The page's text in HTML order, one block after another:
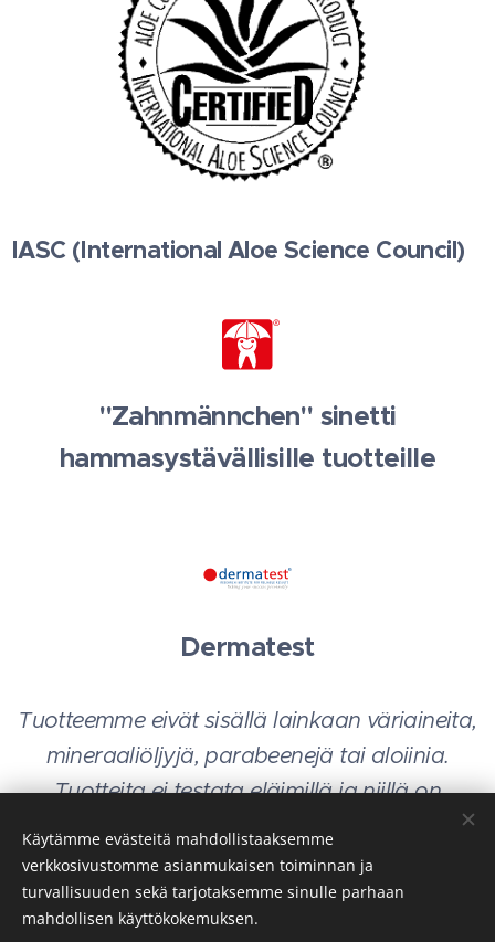
IASC (International Aloe Science Council)
"Zahnmännchen" sinetti
hammasystävällisille tuotteille
Dermatest
Tuotteemme eivät sisällä lainkaan väriaineita,
mineraaliöljyjä, parabeenejä tai aloiinia.
Tuotteita ei testata eläimillä ja niillä on
yhteensä yli 20 patenttia.
Käytämme evästeitä mahdollistaaksemme
verkkosivustomme asianmukaisen toiminnan ja
turvallisuuden sekä tarjotaksemme sinulle parhaan
mahdollisen käyttökokemuksen.